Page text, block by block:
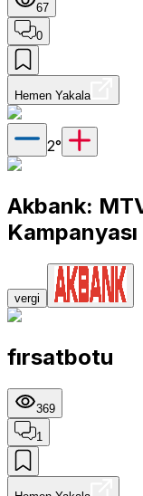
67
0
Hemen Yakala
2°
Akbank:
Kampanyası
vergi
fırsatbotu
369
1